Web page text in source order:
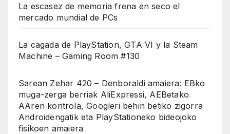
La escasez de memoria frena en seco el
mercado mundial de PCs
La cagada de PlayStation, GTA VI y la Steam
Machine – Gaming Room #130
Sarean Zehar 420 – Denboraldi amaiera: EBko
muga-zerga berriak AliExpressi, AEBetako
AAren kontrola, Googleri behin betiko zigorra
Androidengatik eta PlayStationeko bideojoko
fisikoen amaiera